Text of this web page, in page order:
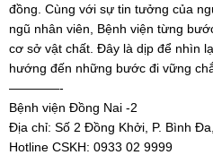
đồng. Cùng với sự tin tưởng của
ngũ nhân viên, Bệnh viện từng
cơ sở vật chất. Đây là dịp để nhìn
hướng đến những bước đi vững
————-
Bệnh viện Đồng Nai -2
Địa chỉ: Số 2 Đồng Khởi, P. Bình
Hotline CSKH: 0933 02 9999